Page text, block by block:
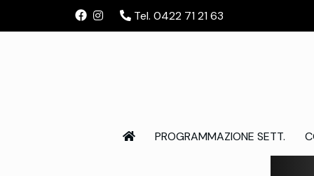
Tel. 0422 71 21 63
PROGRAMMAZIONE SETT.